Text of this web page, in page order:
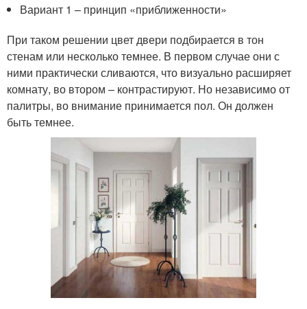
Вариант 1 – принцип «приближенности»
При таком решении цвет двери подбирается в тон
стенам или несколько темнее. В первом случае они с
ними практически сливаются, что визуально расширяет
комнату, во втором – контрастируют. Но независимо от
палитры, во внимание принимается пол. Он должен
быть темнее.